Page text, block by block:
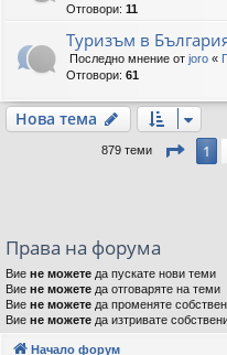
Отговори: 11
Туризъм в
Последно мнение от joro «
Отговори: 61
Нова тема
879 теми 1
Права на форума
Вие не можете да пускате нови теми
Вие не можете да отговаряте на теми
Вие не можете да променяте
Вие не можете да изтривате
Начало форум